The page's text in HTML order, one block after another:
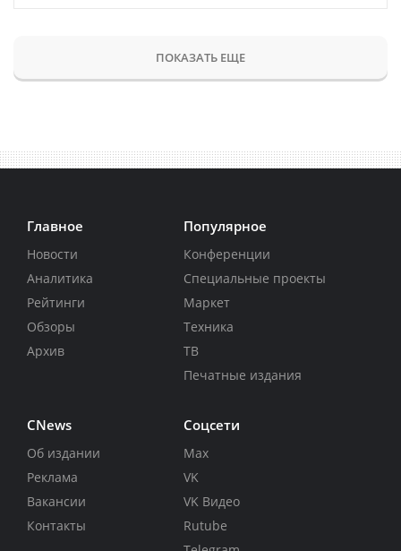
ПОКАЗАТЬ ЕЩЕ
Главное
Новости
Аналитика
Рейтинги
Обзоры
Архив
Популярное
Конференции
Специальные проекты
Маркет
Техника
ТВ
Печатные издания
CNews
Об издании
Реклама
Вакансии
Контакты
Соцсети
Max
VK
VK Видео
Rutube